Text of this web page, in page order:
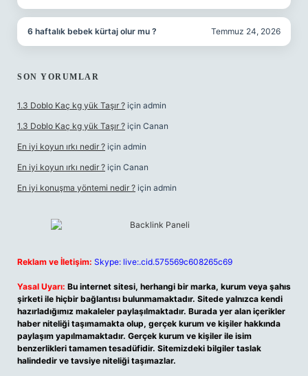
6 haftalık bebek kürtaj olur mu ? Temmuz 24, 2026
SON YORUMLAR
1.3 Doblo Kaç kg yük Taşır ? için admin
1.3 Doblo Kaç kg yük Taşır ? için Canan
En iyi koyun ırkı nedir ? için admin
En iyi koyun ırkı nedir ? için Canan
En iyi konuşma yöntemi nedir ? için admin
Reklam ve İletişim: Skype: live:.cid.575569c608265c69
Yasal Uyarı: Bu internet sitesi, herhangi bir marka, kurum veya şahıs
şirketi ile hiçbir bağlantısı bulunmamaktadır. Sitede yalnızca kendi
hazırladığımız makaleler paylaşılmaktadır. Burada yer alan içerikler
haber niteliği taşımamakta olup, gerçek kurum ve kişiler hakkında
paylaşım yapılmamaktadır. Gerçek kurum ve kişiler ile isim
benzerlikleri tamamen tesadüfidir. Sitemizdeki bilgiler taslak
halindedir ve tavsiye niteliği taşımazlar.